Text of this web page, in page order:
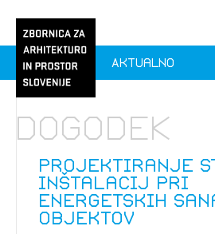
Članstvo
Praksa
1/1
Pozdravljeni
Prijavite se s svojim ZAPS
Projektiranje
inštalacij pri
energetskih
objektov
Dogodek
Aktualno
1/1
prijava
1/2
Prijava na
Ostanite na tekočem z novicami in